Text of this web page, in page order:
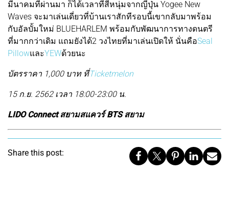
มีนาคมที่ผ่านมา ก็ได้เวลาที่สี่หนุ่มจากญี่ปุ่น Yogee New
Waves จะมาเล่นเดี่ยวที่บ้านเราสักทีรอบนี้เขากลับมาพร้อม
กับอัลบั้มใหม่ BLUEHARLEM พร้อมกับพัฒนาการทางดนตรี
ที่มากกว่าเดิม แถมยังได้2 วงไทยที่มาเล่นเปิดให้ นั่นคือSeal
PillowและYEWด้วยนะ
บัตรราคา 1,000 บาท ที่Ticketmelon
15 ก.ย. 2562 เวลา 18:00-23:00 น.
LIDO Connect สยามสแควร์ BTS สยาม
Share this post: